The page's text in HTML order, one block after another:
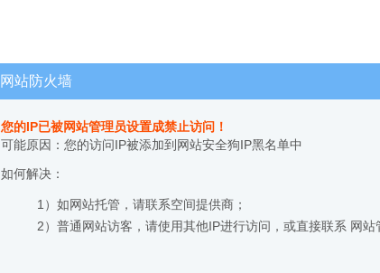
网站防火墙
您的IP已被网站管理员设置成禁止访问！
可能原因：您的访问IP被添加到网站安全狗IP黑名单中
如何解决：
1）如网站托管，请联系空间提供商；
2）普通网站访客，请使用其他IP进行访问，或直接联系 网站